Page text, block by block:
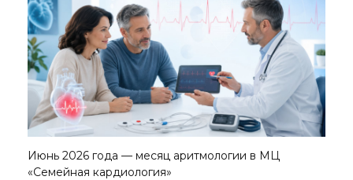
Июнь 2026 года — месяц аритмологии в МЦ
«Семейная кардиология»